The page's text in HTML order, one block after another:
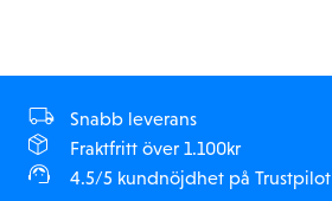
Snabb leverans
Fraktfritt över 1.100kr
4.5/5 kundnöjdhet på Trustpilot